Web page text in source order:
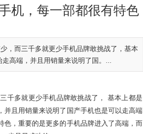
机，每一部都很有特色
，而三千多就更少手机品牌敢挑战了，基本
高端，并且用销量来说明了国。...
千多就更少手机品牌敢挑战了， 基本上都是
且用销量来说明了国产手机也是可以走高端
色，重要的是更多的手机品牌进入了高端，而